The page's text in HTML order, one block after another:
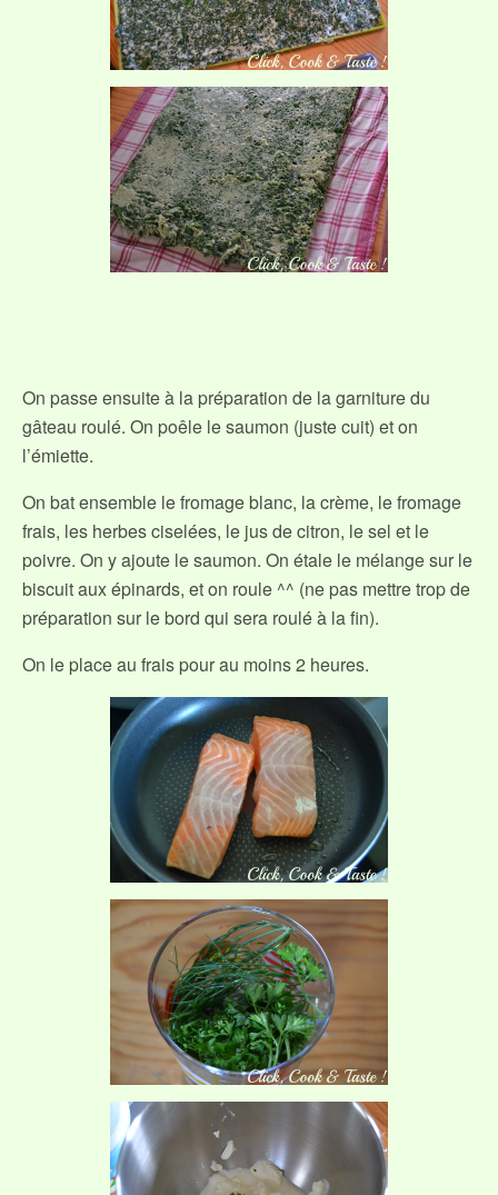
On passe ensuite à la préparation de la garniture du
gâteau roulé. On poêle le saumon (juste cuit) et on
l’émiette.
On bat ensemble le fromage blanc, la crème, le fromage
frais, les herbes ciselées, le jus de citron, le sel et le
poivre. On y ajoute le saumon. On étale le mélange sur le
biscuit aux épinards, et on roule ^^ (ne pas mettre trop de
préparation sur le bord qui sera roulé à la fin).
On le place au frais pour au moins 2 heures.